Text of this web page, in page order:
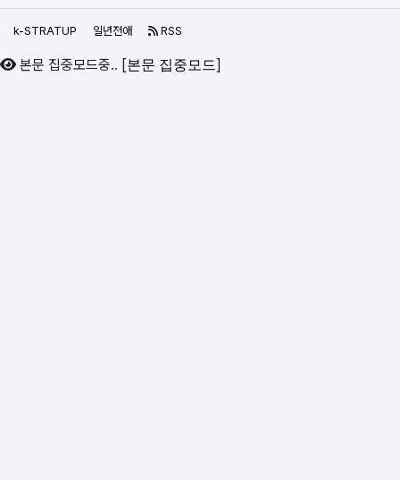
k-STRATUP 일년전애 RSS
본문 집중모드중.. [본문 집중모드]